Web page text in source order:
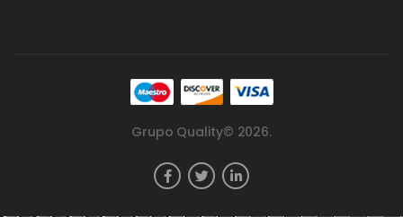
Grupo Quality© 2026.